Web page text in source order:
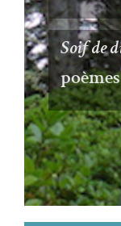
Soif de
poèmes